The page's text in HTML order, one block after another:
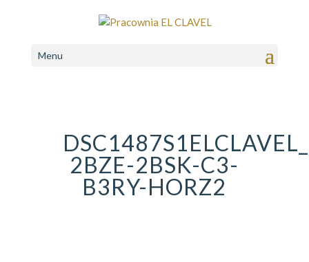
Menu
2BZE-2BSK-C3-
B3RY-HORZ2